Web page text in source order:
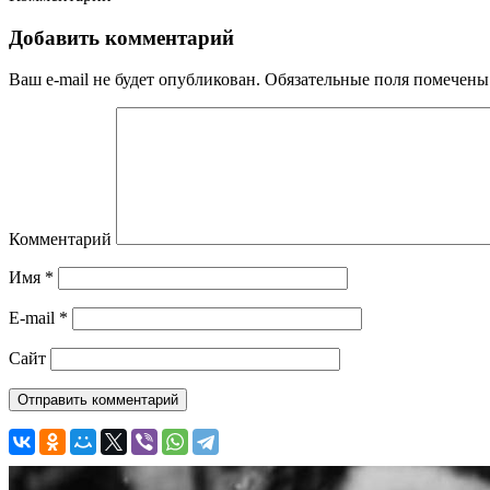
Добавить комментарий
Ваш e-mail не будет опубликован. Обязательные поля
Комментарий
Имя *
E-mail *
Сайт